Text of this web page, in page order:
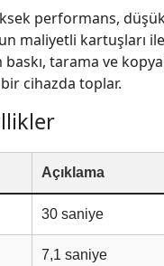
performans,
maliyetli kartuşları ile
tarama ve
cihazda toplar.
Açıklama
30 saniye
7,1 saniye